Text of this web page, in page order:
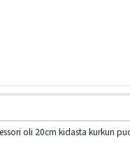
oli 20cm kidasta kurkun